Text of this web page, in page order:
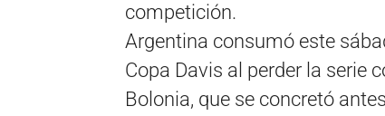
competición.
Argentina consumó este
Copa Davis al perder la serie
Bolonia, que se concretó